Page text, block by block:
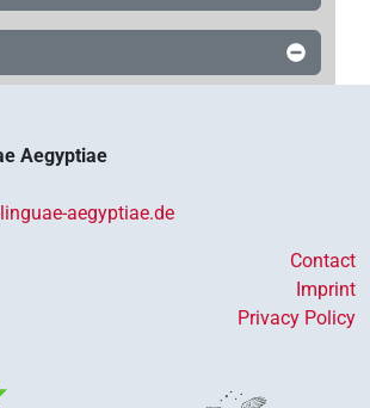
Aegyptiae
aegyptiae.de
Contact
Imprint
Privacy Policy